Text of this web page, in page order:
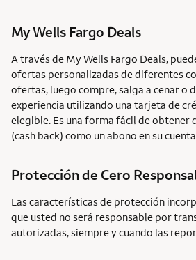
My Wells Fargo Deals
A través de My Wells Fargo Deals,
ofertas personalizadas de diferentes
ofertas, luego compre, salga a cenar o
experiencia utilizando una tarjeta de
elegible. Es una forma fácil de obtener
(cash back) como un abono en su
Protección de Cero
Las características de protección
que usted no será responsable por
autorizadas, siempre y cuando las